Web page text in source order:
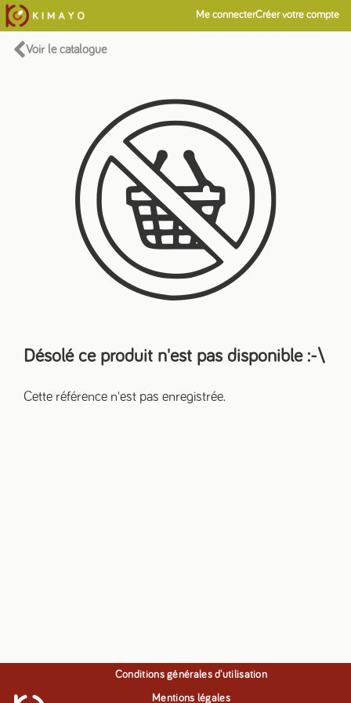
Me connecterCréer votre compte
Voir le catalogue
Désolé ce produit n'est pas disponible :-\
Cette référence n'est pas enregistrée.
Conditions générales d'utilisation
Mentions légales